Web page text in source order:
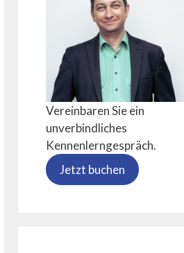
Vereinbaren Sie ein
unverbindliches
Kennenlerngespräch.
Jetzt buchen